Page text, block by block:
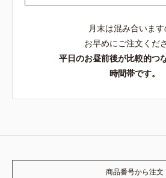
月末は混み合いま
お早めにご注文くだ
平日のお昼前後が比較的つ
時間帯です。
商品番号から注文